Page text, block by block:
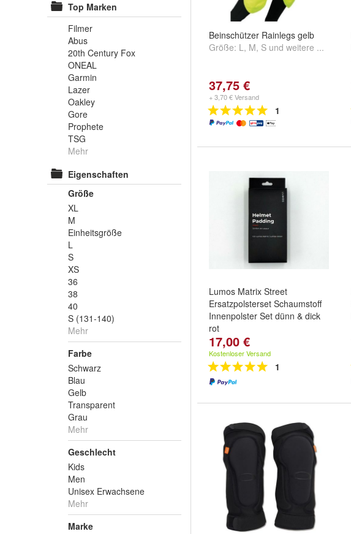
Top Marken
Filmer
Abus
20th Century Fox
ONEAL
Garmin
Lazer
Oakley
Gore
Prophete
TSG
Mehr
Eigenschaften
Größe
XL
M
Einheitsgröße
L
S
XS
36
38
40
S (131-140)
Mehr
Farbe
Schwarz
Blau
Gelb
Transparent
Grau
Mehr
Geschlecht
Kids
Men
Unisex Erwachsene
Mehr
Marke
Beinschützer Rainlegs gelb
Größe: L, M, S und weitere ...
37,75 €
+ 3,70 € Versand
1
Lumos Matrix Street
Ersatzpolsterset Schaumstoff
Innenpolster Set dünn & dick
rot
17,00 €
Kostenloser Versand
1